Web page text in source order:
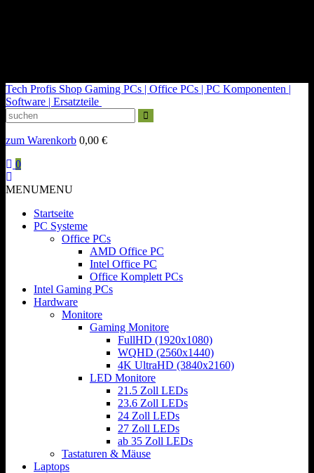
Tech Profis Shop Gaming PCs | Office PCs | PC Komponenten |
Software | Ersatzteile
zum Warenkorb 0,00 €
0
MENUMENU
Startseite
PC Systeme
Office PCs
AMD Office PC
Intel Office PC
Office Komplett PCs
Intel Gaming PCs
Hardware
Monitore
Gaming Monitore
FullHD (1920x1080)
WQHD (2560x1440)
4K UltraHD (3840x2160)
LED Monitore
21.5 Zoll LEDs
23.6 Zoll LEDs
24 Zoll LEDs
27 Zoll LEDs
ab 35 Zoll LEDs
Tastaturen & Mäuse
Laptops